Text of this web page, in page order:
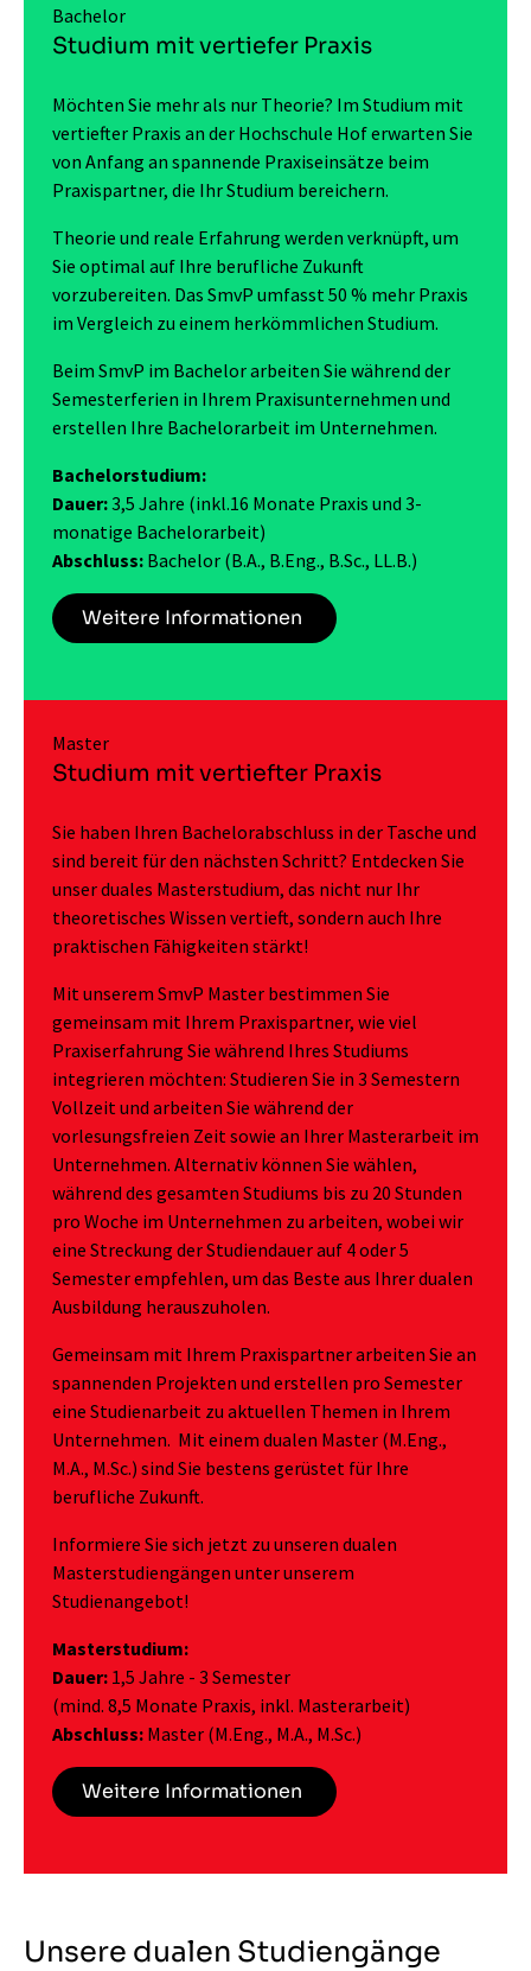
Bachelor
Studium mit vertiefer Praxis
Möchten Sie mehr als nur Theorie? Im Studium mit
vertiefter Praxis an der Hochschule Hof erwarten Sie
von Anfang an spannende Praxiseinsätze beim
Praxispartner, die Ihr Studium bereichern.
Theorie und reale Erfahrung werden verknüpft, um
Sie optimal auf Ihre berufliche Zukunft
vorzubereiten. Das SmvP umfasst 50 % mehr Praxis
im Vergleich zu einem herkömmlichen Studium.
Beim SmvP im Bachelor arbeiten Sie während der
Semesterferien in Ihrem Praxisunternehmen und
erstellen Ihre Bachelorarbeit im Unternehmen.
Bachelorstudium:
Dauer:3,5 Jahre (inkl.16 Monate Praxis und 3-
monatige Bachelorarbeit)
Abschluss: Bachelor (B.A., B.Eng., B.Sc., LL.B.)
Weitere Informationen
Master
Studium mit vertiefter Praxis
Sie haben Ihren Bachelorabschluss in der Tasche und
sind bereit für den nächsten Schritt? Entdecken Sie
unser duales Masterstudium, das nicht nur Ihr
theoretisches Wissen vertieft, sondern auch Ihre
praktischen Fähigkeiten stärkt!
Mit unserem SmvP Master bestimmen Sie
gemeinsam mit Ihrem Praxispartner, wie viel
Praxiserfahrung Sie während Ihres Studiums
integrieren möchten: Studieren Sie in 3 Semestern
Vollzeit und arbeiten Sie während der
vorlesungsfreien Zeit sowie an Ihrer Masterarbeit im
Unternehmen. Alternativ können Sie wählen,
während des gesamten Studiums bis zu 20 Stunden
pro Woche im Unternehmen zu arbeiten, wobei wir
eine Streckung der Studiendauer auf 4 oder 5
Semester empfehlen, um das Beste aus Ihrer dualen
Ausbildung herauszuholen.
Gemeinsam mit Ihrem Praxispartner arbeiten Sie an
spannenden Projekten und erstellen pro Semester
eine Studienarbeit zu aktuellen Themen in Ihrem
Unternehmen. Mit einem dualen Master (M.Eng.,
M.A., M.Sc.) sind Sie bestens gerüstet für Ihre
berufliche Zukunft.
Informiere Sie sich jetzt zu unseren dualen
Masterstudiengängen unter unserem
Studienangebot!
Masterstudium:
Dauer: 1,5 Jahre - 3 Semester
(mind. 8,5 Monate Praxis, inkl. Masterarbeit)
Abschluss: Master (M.Eng., M.A., M.Sc.)
Weitere Informationen
Unsere dualen Studiengänge